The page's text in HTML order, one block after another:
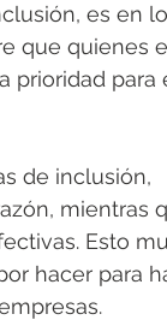
es en
que quienes
prioridad
de inclusión,
mientras
Esto
hacer para